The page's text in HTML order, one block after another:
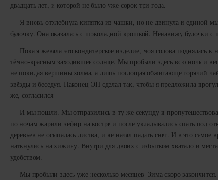
двадцать лет, и которой не было уже сорок три года.
Я вновь отхлебнула кипятка из чашки, но не двинула и единой
булочку. Она оказалась с шоколадной крошкой. Ненавижу булочки
Пока я жевала это кондитерское изделие, моя голова поднялась к
тёмно-красным заходившее солнце. Мы пробыли здесь всю ночь и
не покидая вершины холма, а лишь поглощая обжигающе горячий
звёзды и беседуя. Наконец ОН сделал так, чтобы я предложила
же, согласился.
И мы пошли. Мы отправились в ту же секунду и
по ночам жарили зефир на костре и после укладывались спать под
деревьев не осыпалась листва, и не начал падать снег. И в это
наткнулись на хижину. Внутри для двоих с избытком хватало и
удобством.
Мы пробыли здесь уже несколько месяцев. Зима скоро